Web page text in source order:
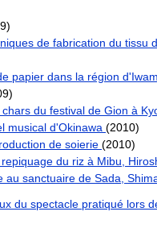
de fabrication du
papier dans la région
du festival de Gion à
musical d'Okinawa (2010)
de soierie (2010)
du riz à Mibu,
au sanctuaire de Sada,
du spectacle pratiqué lors